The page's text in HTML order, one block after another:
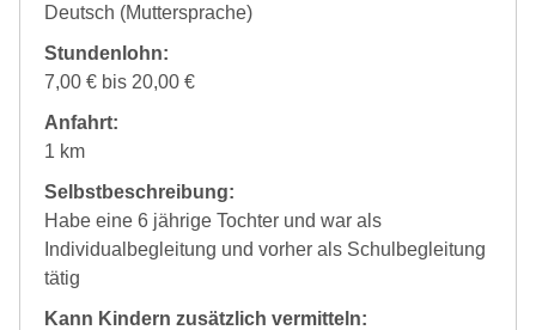
Deutsch (Muttersprache)
Stundenlohn:
7,00 € bis 20,00 €
Anfahrt:
1 km
Selbstbeschreibung:
Habe eine 6 jährige Tochter und war als
Individualbegleitung und vorher als Schulbegleitung
tätig
Kann Kindern zusätzlich vermitteln: